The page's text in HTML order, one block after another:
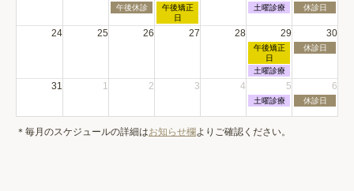
2026
2026
月
12th
2026
月
13th
2026
2026
月
15th
2026
月
16th
2026
8
15th
水
日,
午後休診
木
日,
午後矯正
日
土
日,
月
22nd
2026
土曜診療
日
日,
月
休診日
24 25 26 27 28 29 30
土
日,
8
29th
2026
午後矯正
日
日
8
30th
2026
休診日
土
曜
8
2026
土曜診療
31 1 2 3 4 5 6
土
9
土曜診療
日
休診日
＊毎月のスケジュールの詳細はお知らせ欄よりご確認ください。